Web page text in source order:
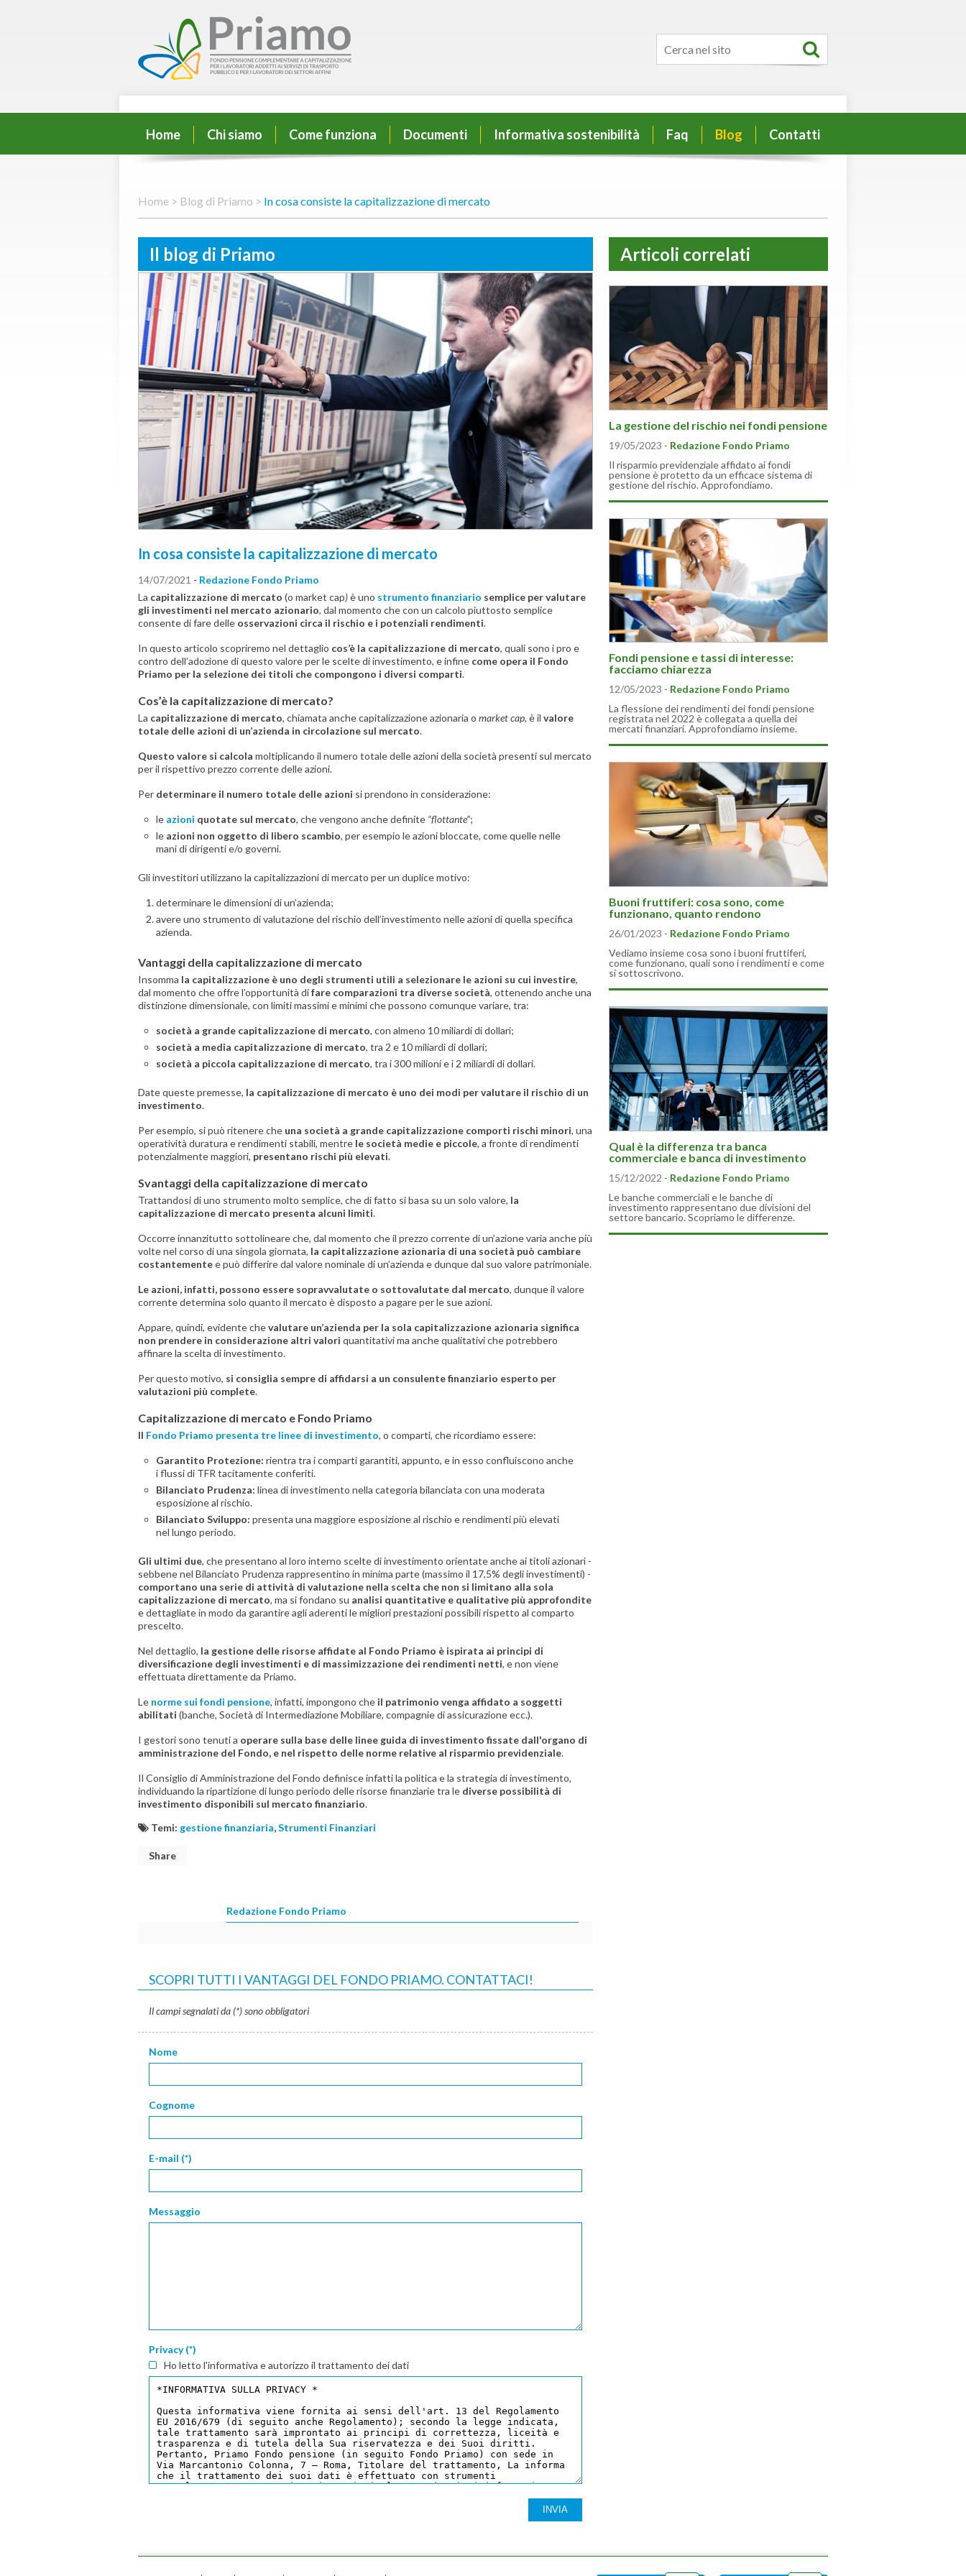
Home Chi siamo Come funziona Documenti Informativa sostenibilità Faq Blog Contatti
Home > Blog di Priamo > In cosa consiste la capitalizzazione di mercato
Il blog di Priamo
In cosa consiste la capitalizzazione di mercato
14/07/2021 - Redazione Fondo Priamo
La capitalizzazione di mercato (o market cap)è uno strumento finanziario semplice per valutare
gli investimenti nel mercato azionario, dal momento che con un calcolo piuttosto semplice
consente di fare delle osservazioni circa il rischio e i potenziali rendimenti.
In questo articolo scopriremo nel dettaglio cos’è la capitalizzazione di mercato, quali sono i pro e
contro dell’adozione di questo valore per le scelte di investimento, e infine come opera il Fondo
Priamo per la selezione dei titoli che compongono i diversi comparti.
Cos’è la capitalizzazione di mercato?
La capitalizzazione di mercato, chiamata anche capitalizzazione azionaria o market cap, è il valore
totale delle azioni di un’azienda in circolazione sul mercato.
Questo valore si calcola moltiplicando il numero totale delle azioni della società presenti sul mercato
per il rispettivo prezzo corrente delle azioni.
Per determinare il numero totale delle azioni si prendono in considerazione:
le azioni quotate sul mercato, che vengono anche definite “flottante”;
le azioni non oggetto di libero scambio, per esempio le azioni bloccate, come quelle nelle
mani di dirigenti e/o governi.
Gli investitori utilizzano la capitalizzazioni di mercato per un duplice motivo:
determinare le dimensioni di un’azienda;
avere uno strumento di valutazione del rischio dell’investimento nelle azioni di quella specifica
azienda.
Vantaggi della capitalizzazione di mercato
Insomma la capitalizzazione è uno degli strumenti utili a selezionare le azioni su cui investire,
dal momento che offre l’opportunità difare comparazioni tra diverse società, ottenendo anche una
distinzione dimensionale, con limiti massimi e minimi che possono comunque variare, tra:
società a grande capitalizzazione di mercato, con almeno 10 miliardi di dollari;
società a media capitalizzazione di mercato, tra 2 e 10 miliardi di dollari;
società a piccola capitalizzazione di mercato, tra i 300 milioni e i 2 miliardi di dollari.
Date queste premesse, la capitalizzazione di mercato è uno dei modi per valutare il rischio di un
investimento.
Per esempio, si può ritenere che una società a grande capitalizzazione comporti rischi minori, una
operatività duratura e rendimenti stabili, mentre le società medie e piccole, a fronte di rendimenti
potenzialmente maggiori, presentano rischi più elevati.
Svantaggi della capitalizzazione di mercato
Trattandosi di uno strumento molto semplice, che di fatto si basa su un solo valore, la
capitalizzazione di mercato presenta alcuni limiti.
Occorre innanzitutto sottolineare che, dal momento che il prezzo corrente di un’azione varia anche più
volte nel corso di una singola giornata, la capitalizzazione azionaria di una società può cambiare
costantementee può differire dal valore nominale di un’azienda e dunque dal suo valore patrimoniale.
Le azioni, infatti, possono essere sopravvalutate o sottovalutate dal mercato, dunque il valore
corrente determina solo quanto il mercato è disposto a pagare per le sue azioni.
Appare, quindi, evidente chevalutare un’azienda per la sola capitalizzazione azionaria significa
non prendere in considerazione altri valori quantitativi ma anche qualitativi che potrebbero
affinare la scelta di investimento.
Per questo motivo, si consiglia sempre di affidarsi a un consulente finanziario esperto per
valutazioni più complete.
Capitalizzazione di mercato e Fondo Priamo
Il Fondo Priamo presenta tre linee di investimento, o comparti, che ricordiamo essere:
Garantito Protezione: rientra tra i comparti garantiti, appunto, e in esso confluiscono anche
i flussi di TFR tacitamente conferiti.
Bilanciato Prudenza: linea di investimento nella categoria bilanciata con una moderata
esposizione al rischio.
Bilanciato Sviluppo: presenta una maggiore esposizione al rischio e rendimenti più elevati
nel lungo periodo.
Gli ultimi due, che presentano al loro interno scelte di investimento orientate anche ai titoli azionari -
sebbene nel Bilanciato Prudenza rappresentino in minima parte (massimo il 17,5% degli investimenti) -
comportano una serie di attività di valutazione nella scelta che non si limitano alla sola
capitalizzazione di mercato, ma si fondano su analisi quantitative e qualitative più approfondite
e dettagliate in modo da garantire agli aderenti le migliori prestazioni possibili rispetto al comparto
prescelto.
Nel dettaglio, la gestione delle risorse affidate al Fondo Priamo è ispirata ai principi di
diversificazione degli investimenti e di massimizzazione dei rendimenti netti, e non viene
effettuata direttamente da Priamo.
Le norme sui fondi pensione, infatti, impongono che il patrimonio venga affidato a soggetti
abilitati (banche, Società di Intermediazione Mobiliare, compagnie di assicurazione ecc.).
I gestori sono tenuti a operare sulla base delle linee guida di investimento fissate dall'organo di
amministrazione del Fondo, e nel rispetto delle norme relative al risparmio previdenziale.
Il Consiglio di Amministrazione del Fondo definisce infatti la politica e la strategia di investimento,
individuando la ripartizione di lungo periodo delle risorse finanziarie tra le diverse possibilità di
investimento disponibili sul mercato finanziario.
Temi: gestione finanziaria,Strumenti Finanziari
Share
Redazione Fondo Priamo
SCOPRI TUTTI I VANTAGGI DEL FONDO PRIAMO. CONTATTACI!
Il campi segnalati da (*) sono obbligatori
Nome
Cognome
E-mail (*)
Messaggio
Privacy (*)
Ho letto l'informativa e autorizzo il trattamento dei dati
INVIA
Articoli correlati
La gestione del rischio nei fondi pensione
19/05/2023 - Redazione Fondo Priamo
Il risparmio previdenziale affidato ai fondi
pensione è protetto da un efficace sistema di
gestione del rischio. Approfondiamo.
Fondi pensione e tassi di interesse:
facciamo chiarezza
12/05/2023 - Redazione Fondo Priamo
La flessione dei rendimenti dei fondi pensione
registrata nel 2022 è collegata a quella dei
mercati finanziari. Approfondiamo insieme.
Buoni fruttiferi: cosa sono, come
funzionano, quanto rendono
26/01/2023 - Redazione Fondo Priamo
Vediamo insieme cosa sono i buoni fruttiferi,
come funzionano, quali sono i rendimenti e come
si sottoscrivono.
Qual è la differenza tra banca
commerciale e banca di investimento
15/12/2022 - Redazione Fondo Priamo
Le banche commerciali e le banche di
investimento rappresentano due divisioni del
settore bancario. Scopriamo le differenze.